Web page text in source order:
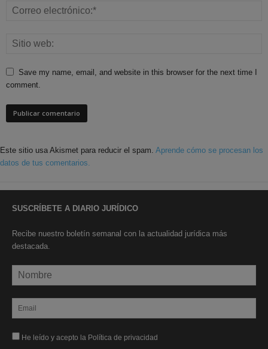
Save my name, email, and website in this browser for the next time I
comment.
Este sitio usa Akismet para reducir el spam. Aprende cómo se procesan los
datos de tus comentarios.
SUSCRÍBETE A DIARIO JURÍDICO
Recibe nuestro boletín semanal con la actualidad jurídica más
destacada.
He leído y acepto la Política de privacidad